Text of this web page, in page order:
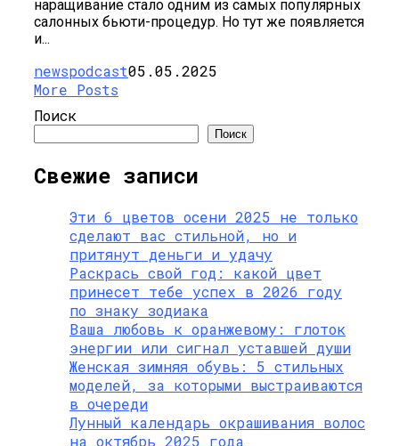
наращивание стало одним из самых популярных
салонных бьюти-процедур. Но тут же появляется
и...
newspodcast05.05.2025
More Posts
Поиск
Поиск
Свежие записи
Эти 6 цветов осени 2025 не только
сделают вас стильной, но и
притянут деньги и удачу
Раскрась свой год: какой цвет
принесет тебе успех в 2026 году
по знаку зодиака
Ваша любовь к оранжевому: глоток
энергии или сигнал уставшей души
Женская зимняя обувь: 5 стильных
моделей, за которыми выстраиваются
в очереди
Лунный календарь окрашивания волос
на октябрь 2025 года